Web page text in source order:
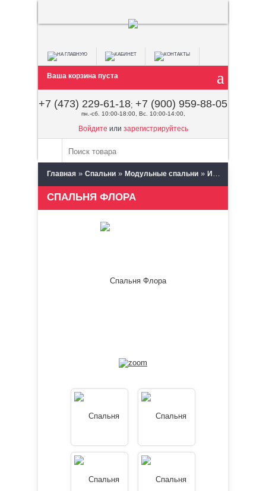
Ваша корзина пуста
+7 (473) 229-61-18; +7 (900) 959-88-05
пн.-сб. 10:00-18:00, Вс. 10:00-14:00,
Войдите или зарегистрируйтесь
Главная » Спальни » Модульные спальни » Интерьер Центр (Пенза)
СПАЛЬНЯ ФЛОРА